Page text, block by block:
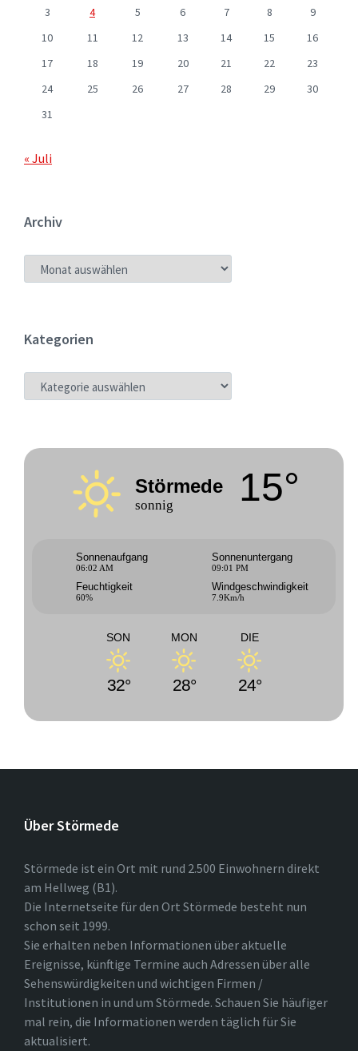
3
4 5 6 7 8
9
10
11 12 13 14 15
16
17
18 19 20 21 22
23
24
25 26 27 28 29
30
31
« Juli
Archiv
ARCHIV
Kategorien
KATEGORIEN
Störmede
sonnig 15°
Sonnenaufgang
06:02 AM
Sonnenuntergang
09:01 PM
Feuchtigkeit
60%
Windgeschwindigkeit
7.9Km/h
SON
32°
MON
28°
DIE
24°
Über Störmede
Störmede ist ein Ort mit rund 2.500 Einwohnern direkt
am Hellweg (B1).
Die Internetseite für den Ort Störmede besteht nun
schon seit 1999.
Sie erhalten neben Informationen über aktuelle
Ereignisse, künftige Termine auch Adressen über alle
Sehenswürdigkeiten und wichtigen Firmen /
Institutionen in und um Störmede. Schauen Sie häufiger
mal rein, die Informationen werden täglich für Sie
aktualisiert.